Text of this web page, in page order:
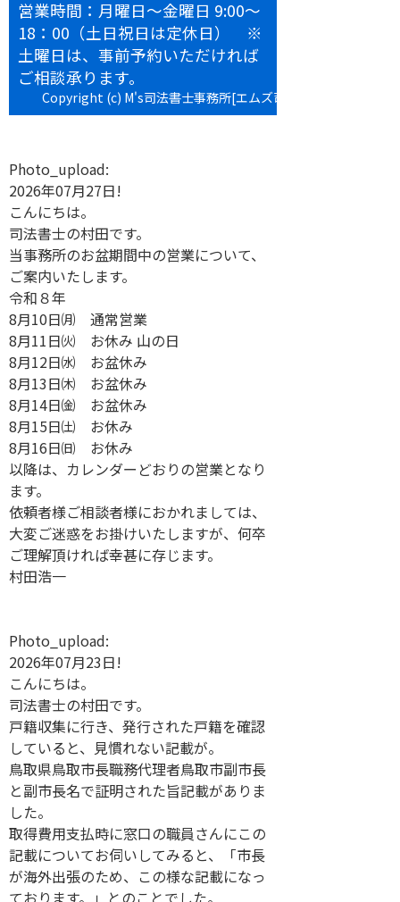
営業時間：月曜日～金曜日 9:00～
18：00（土日祝日は定休日） ※
土曜日は、事前予約いただければ
ご相談承ります。
Copyright (c) M's司法書士事務所[エムズ司法書士事務所] All
Photo_upload:
2026年07月27日!
こんにちは。
司法書士の村田です。
当事務所のお盆期間中の営業について、
ご案内いたします。
令和８年
8月10日㈪ 通常営業
8月11日㈫ お休み 山の日
8月12日㈬ お盆休み
8月13日㈭ お盆休み
8月14日㈮ お盆休み
8月15日㈯ お休み
8月16日㈰ お休み
以降は、カレンダーどおりの営業となり
ます。
依頼者様ご相談者様におかれましては、
大変ご迷惑をお掛けいたしますが、何卒
ご理解頂ければ幸甚に存じます。
村田浩一
Photo_upload:
2026年07月23日!
こんにちは。
司法書士の村田です。
戸籍収集に行き、発行された戸籍を確認
していると、見慣れない記載が。
鳥取県鳥取市長職務代理者鳥取市副市長
と副市長名で証明された旨記載がありま
した。
取得費用支払時に窓口の職員さんにこの
記載についてお伺いしてみると、「市長
が海外出張のため、この様な記載になっ